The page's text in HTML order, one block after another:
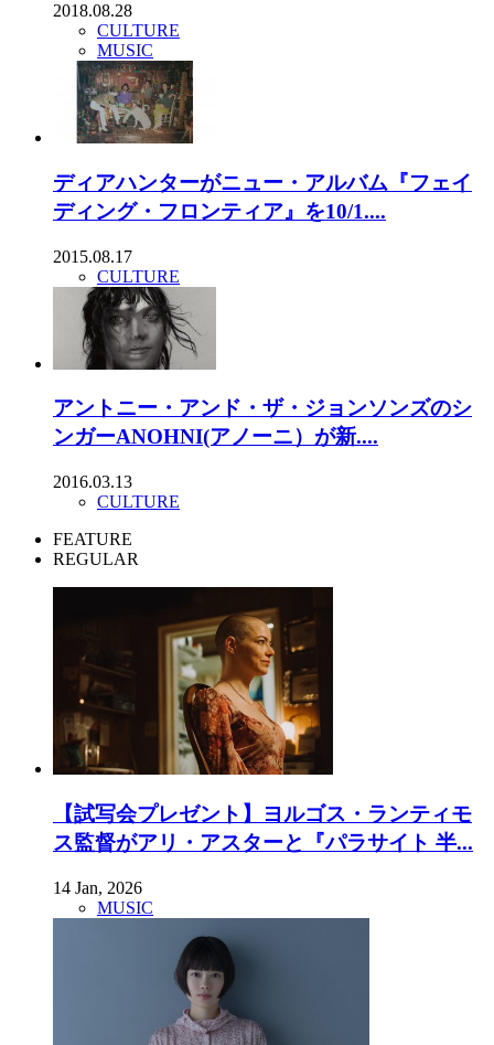
2018.08.28
CULTURE
MUSIC
ディアハンターがニュー・アルバム『フェイ
ディング・フロンティア』を10/1....
2015.08.17
CULTURE
アントニー・アンド・ザ・ジョンソンズのシ
ンガーANOHNI(アノーニ）が新....
2016.03.13
CULTURE
FEATURE
REGULAR
【試写会プレゼント】ヨルゴス・ランティモ
ス監督がアリ・アスターと『パラサイト 半...
14 Jan, 2026
MUSIC